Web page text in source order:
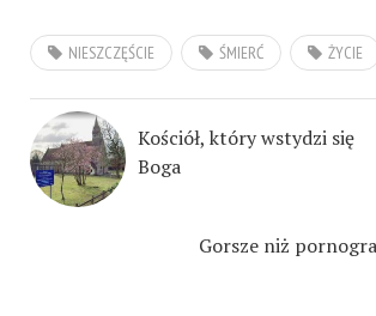
NIESZCZĘŚCIE ŚMIERĆ ŻYCIE
Kościół, który wstydzi się
Boga
Gorsze niż